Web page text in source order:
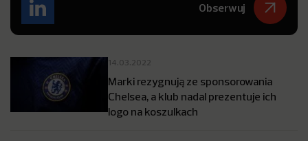
Obserwuj
14.03.2022
Marki rezygnują ze sponsorowania
Chelsea, a klub nadal prezentuje ich
logo na koszulkach